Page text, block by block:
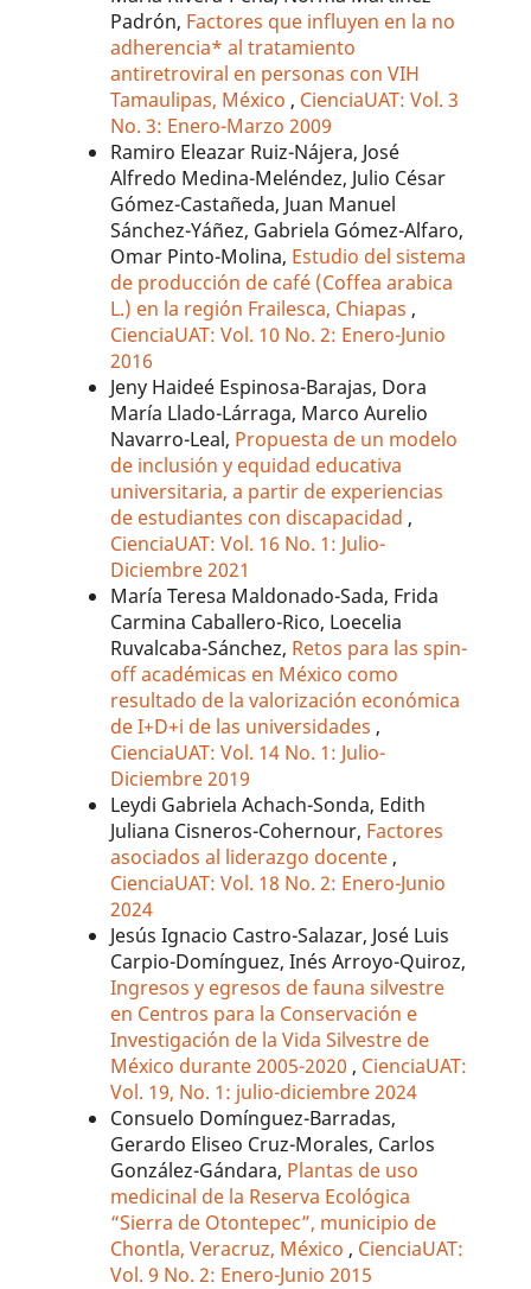
Padrón, Factores que influyen en la no
adherencia* al tratamiento
antiretroviral en personas con VIH
Tamaulipas, México , CienciaUAT: Vol. 3
No. 3: Enero-Marzo 2009
Ramiro Eleazar Ruiz-Nájera, José
Alfredo Medina-Meléndez, Julio César
Gómez-Castañeda, Juan Manuel
Sánchez-Yáñez, Gabriela Gómez-Alfaro,
Omar Pinto-Molina, Estudio del sistema
de producción de café (Coffea arabica
L.) en la región Frailesca, Chiapas ,
CienciaUAT: Vol. 10 No. 2: Enero-Junio
2016
Jeny Haideé Espinosa-Barajas, Dora
María Llado-Lárraga, Marco Aurelio
Navarro-Leal, Propuesta de un modelo
de inclusión y equidad educativa
universitaria, a partir de experiencias
de estudiantes con discapacidad ,
CienciaUAT: Vol. 16 No. 1: Julio-
Diciembre 2021
María Teresa Maldonado-Sada, Frida
Carmina Caballero-Rico, Loecelia
Ruvalcaba-Sánchez, Retos para las spin-
off académicas en México como
resultado de la valorización económica
de I+D+i de las universidades ,
CienciaUAT: Vol. 14 No. 1: Julio-
Diciembre 2019
Leydi Gabriela Achach-Sonda, Edith
Juliana Cisneros-Cohernour, Factores
asociados al liderazgo docente ,
CienciaUAT: Vol. 18 No. 2: Enero-Junio
2024
Jesús Ignacio Castro-Salazar, José Luis
Carpio-Domínguez, Inés Arroyo-Quiroz,
Ingresos y egresos de fauna silvestre
en Centros para la Conservación e
Investigación de la Vida Silvestre de
México durante 2005-2020 , CienciaUAT:
Vol. 19, No. 1: julio-diciembre 2024
Consuelo Domínguez-Barradas,
Gerardo Eliseo Cruz-Morales, Carlos
González-Gándara, Plantas de uso
medicinal de la Reserva Ecológica
“Sierra de Otontepec”, municipio de
Chontla, Veracruz, México , CienciaUAT:
Vol. 9 No. 2: Enero-Junio 2015